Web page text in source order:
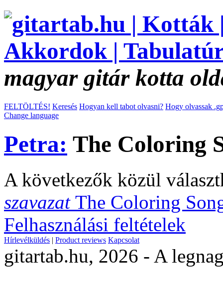
magyar gitár kotta
FELTÖLTÉS! Keresés Hogyan kell tabot olvasni? Hogy olvassak
Change language
Petra: The Coloring
A következők közül
szavazat The Coloring
Felhasználási feltételek
Hírlevélküldés | Product reviews Kapcsolat
gitartab.hu, 2026 - A